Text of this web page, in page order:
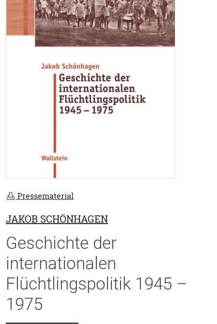
Pressematerial
JAKOB SCHÖNHAGEN
Geschichte der
internationalen
Flüchtlingspolitik 1945 –
1975